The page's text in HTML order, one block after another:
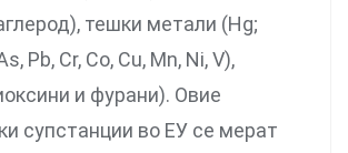
тешки метали (Hg;
Pb, Cr, Co, Cu, Mn, Ni, V),
и фурани). Овие
супстанции во ЕУ се мерат